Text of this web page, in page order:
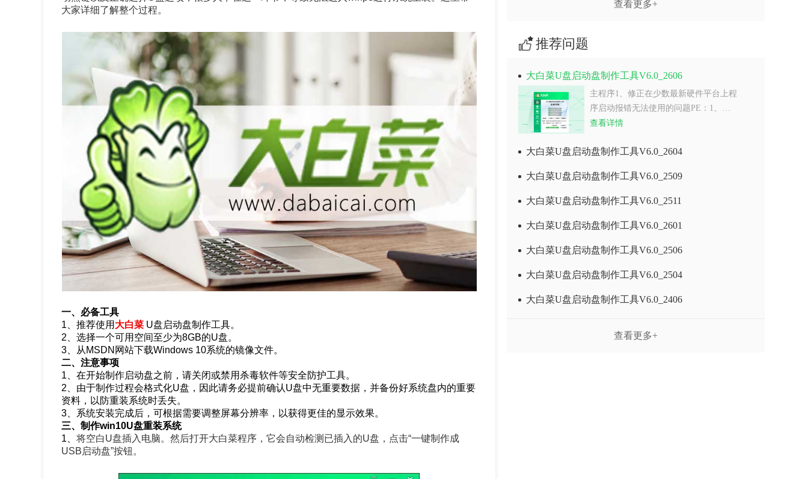
大家详细了解整个过程。
一、必备工具
1、推荐使用 大白菜 U盘启动盘制作工具。
2、选择一个可用空间至少为8GB的U盘。
3、从MSDN网站下载Windows 10系统的镜像文件。
二、注意事项
1、在开始制作启动盘之前，请关闭或禁用杀毒软件等安全防护工具。
2、由于制作过程会格式化U盘，因此请务必提前确认U盘中无重要数据，并备份好系统盘内的重要
资料，以防重装系统时丢失。
3、系统安装完成后，可根据需要调整屏幕分辨率，以获得更佳的显示效果。
三、制作win10U盘重装系统
1、将空白U盘插入电脑。然后打开大白菜程序，它会自动检测已插入的U盘，点击“一键制作成
USB启动盘”按钮。
查看更多+
推荐问题
大白菜U盘启动盘制作工具V6.0_2606
主程序1、修正在少数最新硬件平台上程
序启动报错无法使用的问题PE：1、…
查看详情
大白菜U盘启动盘制作工具V6.0_2604
大白菜U盘启动盘制作工具V6.0_2509
大白菜U盘启动盘制作工具V6.0_2511
大白菜U盘启动盘制作工具V6.0_2601
大白菜U盘启动盘制作工具V6.0_2506
大白菜U盘启动盘制作工具V6.0_2504
大白菜U盘启动盘制作工具V6.0_2406
查看更多+